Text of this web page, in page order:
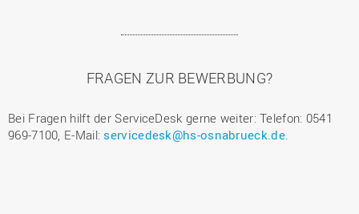
FRAGEN ZUR BEWERBUNG?
Bei Fragen hilft der ServiceDesk gerne weiter: Telefon: 0541
969-7100, E-Mail:servicedesk@hs-osnabrueck.de.